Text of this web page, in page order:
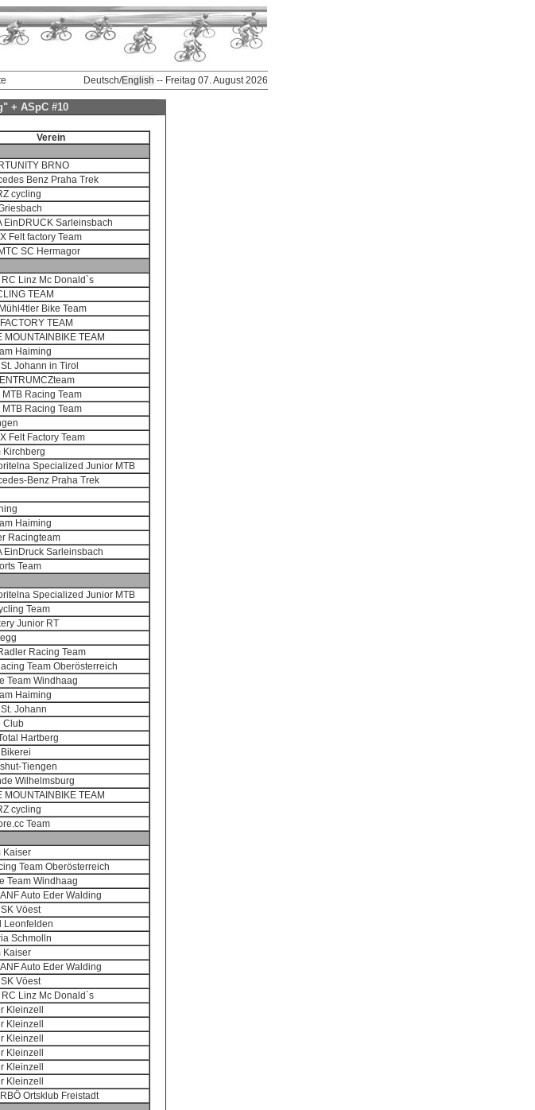
Deutsch/English -- Freitag 07. August 2026
+ ASpC #10
Verein
BRNO
Benz Praha Trek
cycling
EinDRUCK Sarleinsbach
Felt factory Team
SC Hermagor
RC Linz Mc Donald`s
TEAM
Bike Team
TEAM
MOUNTAINBIKE TEAM
Haiming
Johann in Tirol
Racing Team
Racing Team
Felt Factory Team
Kirchberg
Specialized Junior MTB
Benz Praha Trek
Haiming
Racingteam
EinDruck Sarleinsbach
Team
Specialized Junior MTB
Team
Junior RT
Racing Team
Team Oberösterreich
Team Windhaag
Haiming
Johann
Club
Hartberg
Tiengen
Wilhelmsburg
MOUNTAINBIKE TEAM
cycling
Team
Kaiser
Team Oberösterreich
Team Windhaag
Auto Eder Walding
Vöest
Leonfelden
Schmolln
Kaiser
Auto Eder Walding
Vöest
RC Linz Mc Donald`s
Kleinzell
Kleinzell
Kleinzell
Kleinzell
Kleinzell
Kleinzell
Ortsklub Freistadt